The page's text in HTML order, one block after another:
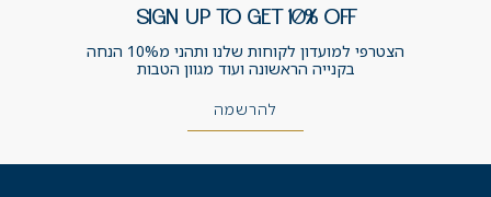
SIGN UP TO GET 10% OFF
הצטרפי למועדון לקוחות שלנו ותהני מ10% הנחה
בקנייה הראשונה ועוד מגוון הטבות
להרשמה